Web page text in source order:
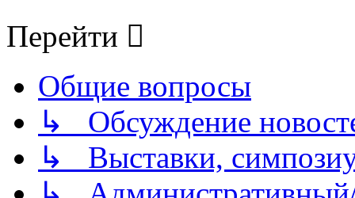
Перейти
Общие вопросы
↳ Обсуждение
↳ Выставки,